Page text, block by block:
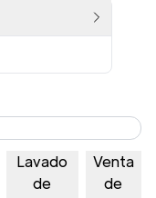
Lavado
de
Venta
de